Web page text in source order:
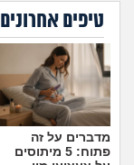
טיפים
מדברים על זה
פתוח: 5 מיתוסים